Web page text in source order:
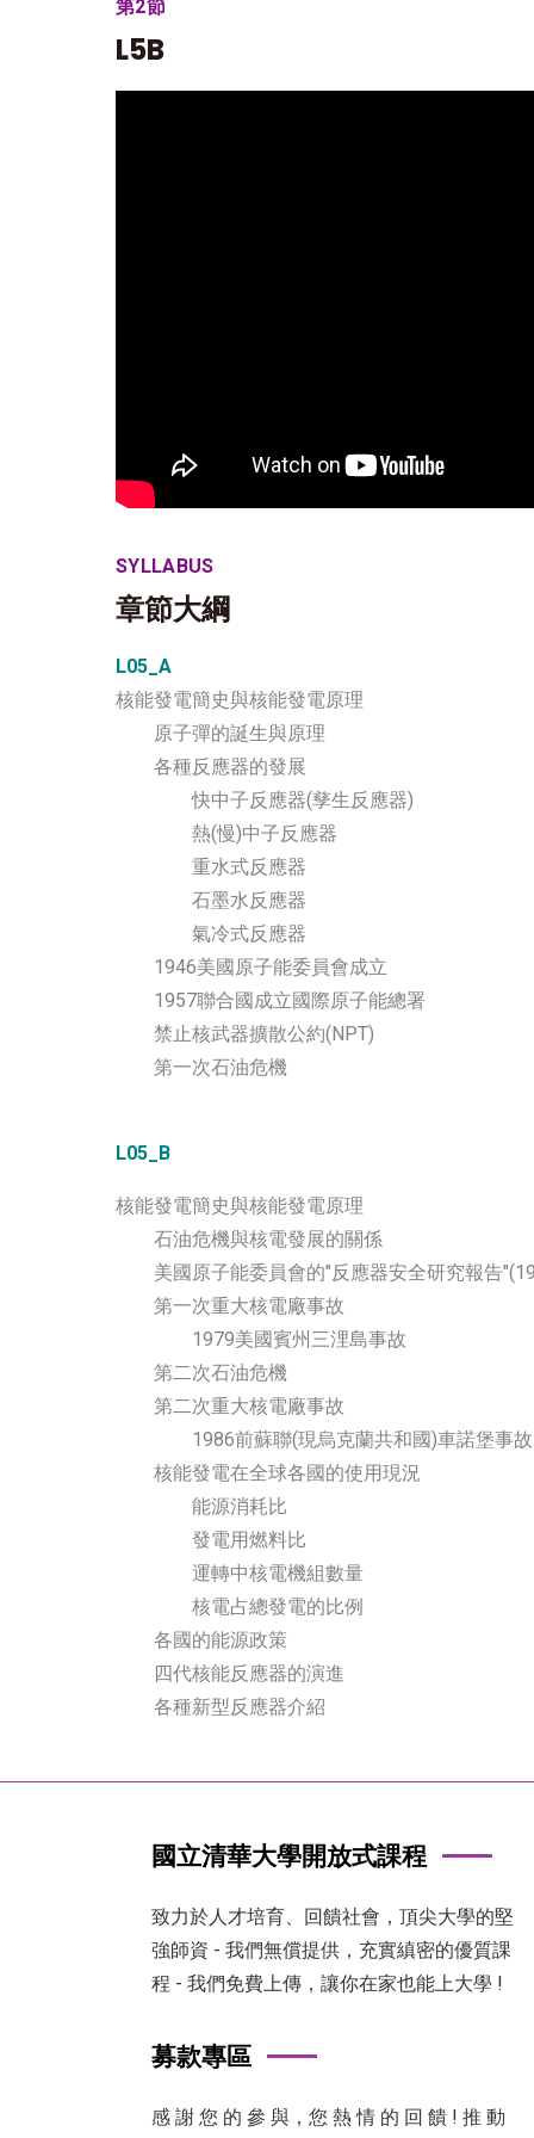
第2節
L5B
SYLLABUS
章節大綱
L05_A
核能發電簡史與核能發電原理
原子彈的誕生與原理
各種反應器的發展
快中子反應器(孳生反應器)
熱(慢)中子反應器
重水式反應器
石墨水反應器
氣冷式反應器
1946美國原子能委員會成立
1957聯合國成立國際原子能總署
禁止核武器擴散公約(NPT)
第一次石油危機
L05_B
核能發電簡史與核能發電原理
石油危機與核電發展的關係
美國原子能委員會的"反應器安全研究報告
第一次重大核電廠事故
1979美國賓州三浬島事故
第二次石油危機
第二次重大核電廠事故
1986前蘇聯(現烏克蘭共和國)車諾堡事故
核能發電在全球各國的使用現況
能源消耗比
發電用燃料比
運轉中核電機組數量
核電占總發電的比例
各國的能源政策
四代核能反應器的演進
各種新型反應器介紹
國立清華大學開放式課程
致力於人才培育、回饋社會，頂尖大學的堅
強師資 - 我們無償提供，充實縝密的優質課
程 - 我們免費上傳，讓你在家也能上大學 !
募款專區
感 謝 您 的 參 與，您 熱 情 的 回 饋 ! 推 動